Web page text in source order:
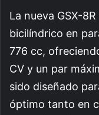
La nueva GSX-
bicilíndrico en
776 cc,
CV y un par
sido diseñado
óptimo tanto en